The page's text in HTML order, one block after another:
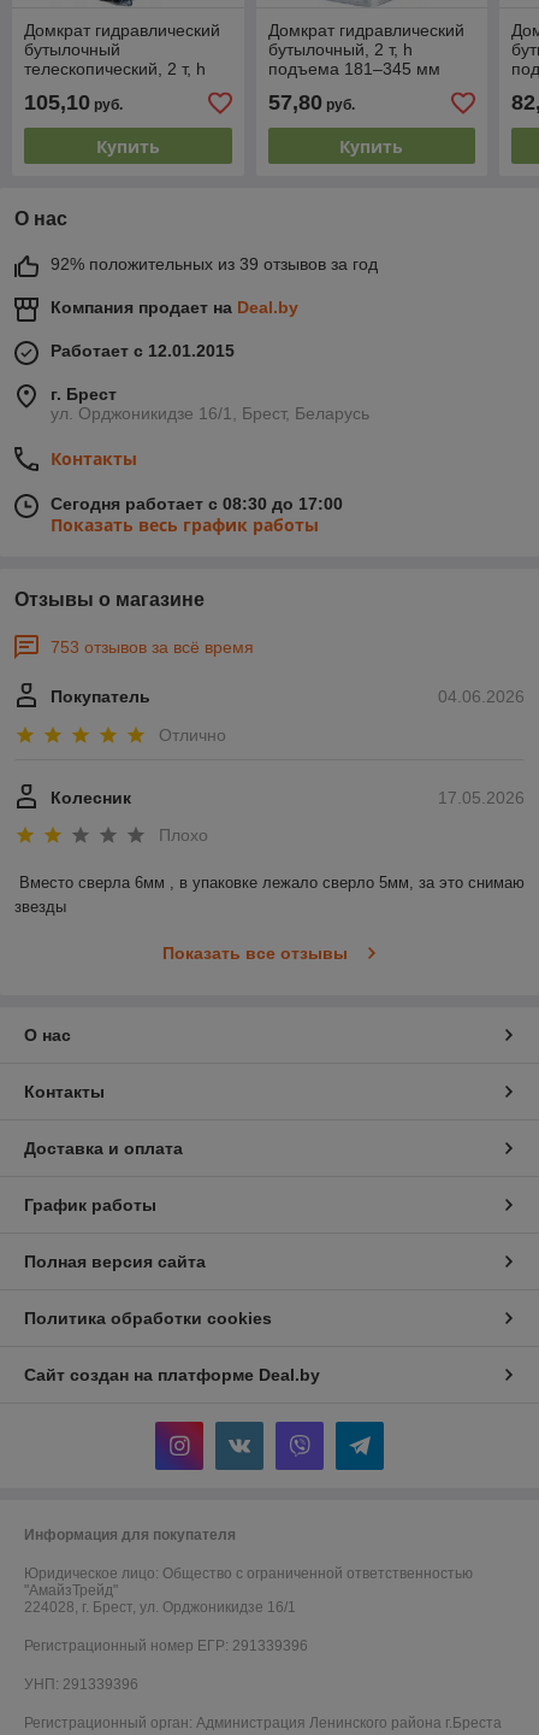
Домкрат гидравлический
бутылочный
телескопический, 2 т, h
STELS
105,10 руб.
Купить
Домкрат гидравлический
бутылочный, 2 т, h
подъема 181–345 мм
57,80руб.
Купить
О нас
92% положительных из 39 отзывов за год
Компания продает на Deal.by
Работает с 12.01.2015
г. Брест
ул. Орджоникидзе 16/1, Брест, Беларусь
Контакты
Сегодня работает с 08:30 до 17:00
Показать весь график работы
Отзывы о магазине
753 отзывов за всё время
04.06.2026
Покупатель
Отлично
17.05.2026
Колесник
Плохо
Вместо сверла 6мм , в упаковке лежало сверло 5мм, за это снимаю
звезды
Показать все отзывы
О нас
Контакты
Доставка и оплата
График работы
Полная версия сайта
Политика обработки cookies
Сайт создан на платформе Deal.by
Информация для покупателя
Юридическое лицо: Общество с ограниченной ответственностью
"АмайзТрейд"
224028, г. Брест, ул. Орджоникидзе 16/1
Регистрационный номер ЕГР: 291339396
УНП: 291339396
Регистрационный орган: Администрация Ленинского района г.Бреста